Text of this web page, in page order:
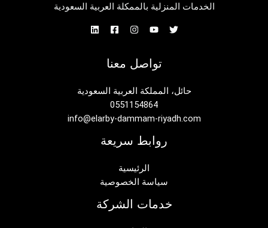
الخدمات المنزلية بالممكلة العربية السعودية
تواصل معنا
حائل، المملكة العربية السعودية
0551154864
info@elarby-dammam-riyadh.com
روابط سريعة
الرئيسية
سياسة الخصوصية
خدمات الشركة